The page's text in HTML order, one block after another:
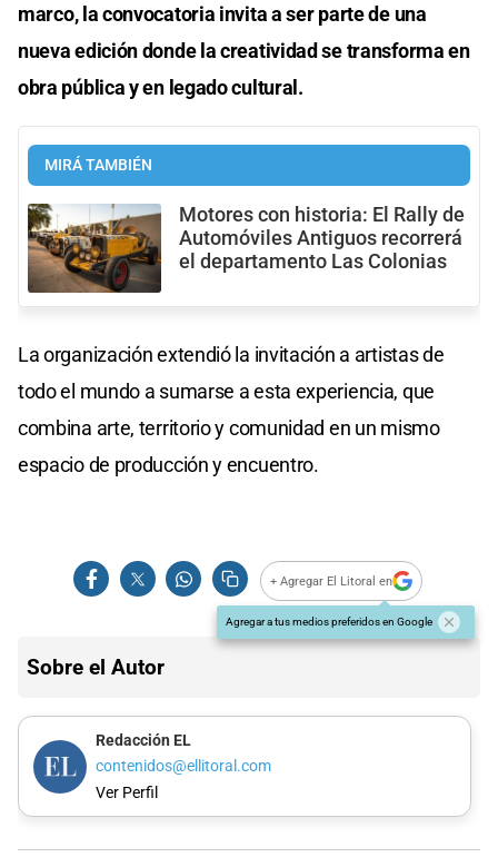
marco, la convocatoria invita a ser parte de una
nueva edición donde la creatividad se transforma en
obra pública y en legado cultural.
MIRÁ TAMBIÉN
Motores con historia: El Rally de
Automóviles Antiguos recorrerá
el departamento Las Colonias
La organización extendió la invitación a artistas de
todo el mundo a sumarse a esta experiencia, que
combina arte, territorio y comunidad en un mismo
espacio de producción y encuentro.
+ Agregar El Litoral en
Agregar a tus medios preferidos en Google
Sobre el Autor
Redacción EL
contenidos@ellitoral.com
Ver Perfil